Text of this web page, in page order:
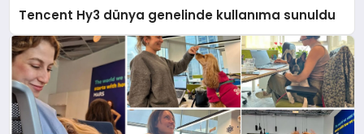
Tencent Hy3 dünya genelinde kullanıma sunuldu